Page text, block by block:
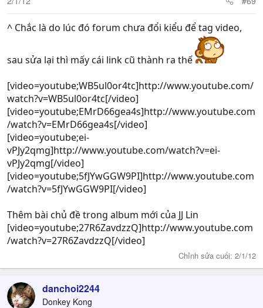
^ Chắc là do lúc đó forum chưa đổi kiểu để tag video,
sau sửa lại thì mấy cái link cũ thành ra thế
[video=youtube;WB5ul0or4tc]http://www.youtube.com/
watch?v=WB5ul0or4tc[/video]
[video=youtube;EMrD66gea4s]http://www.youtube.com
/watch?v=EMrD66gea4s[/video]
[video=youtube;ei-
vPJy2qmg]http://www.youtube.com/watch?v=ei-
vPJy2qmg[/video]
[video=youtube;5fJYwGGW9PI]http://www.youtube.com
/watch?v=5fJYwGGW9PI[/video]
Thêm bài chủ đề trong album mới của JJ Lin
[video=youtube;27R6ZavdzzQ]http://www.youtube.com
/watch?v=27R6ZavdzzQ[/video]
Chỉnh sửa cuối: 2/1/12
danchoi2244
Donkey Kong